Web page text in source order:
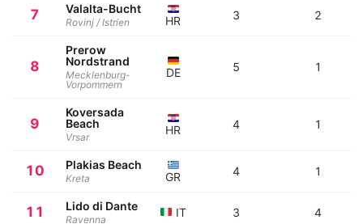
7 Valalta-Bucht
Rovinj / Istrien HR 3 2
8
Prerow
Nordstrand
Mecklenburg-
Vorpommern
DE 5 1
9
Koversada
Beach
Vrsar
HR 4 1
10 Plakias Beach
Kreta GR 4 1
11 Lido di Dante
Ravenna
IT 3 4